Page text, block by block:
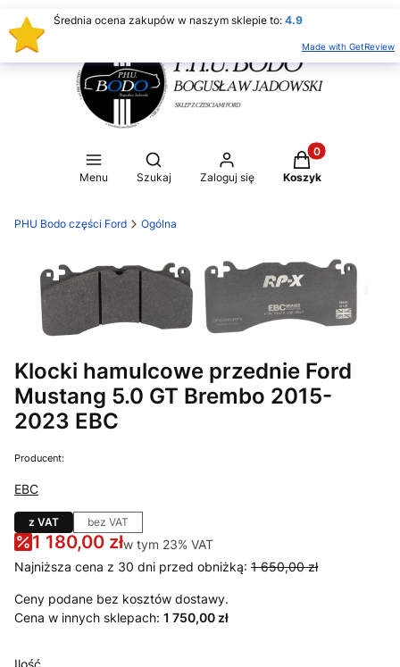
Menu
Otwórz wyszukiwarkę
Szukaj Zaloguj się
Produkty w
Koszyk
PHU Bodo części Ford Ogólna
Klocki hamulcowe przednie Ford
Mustang 5.0 GT Brembo 2015-
2023 EBC
Producent:
EBC
z VAT bez VAT
1 180,00 złw tym 23% VAT
w tym 23% VAT
Najniższa cena z 30 dni przed obniżką: 1 650,00 zł
Ceny podane bez kosztów dostawy.
Cena w innych sklepach: 1 750,00 zł
Średnia ocena zakupów w naszym sklepie to: 4.9
Made with GetReview